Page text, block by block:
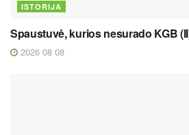
ISTORIJA
Spaustuvė, kurios nesurado KGB
2026 08 08